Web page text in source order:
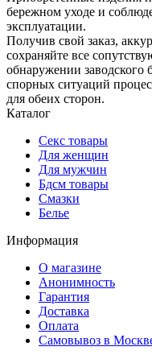
бережном уходе и
эксплуатации.
Получив свой заказ,
сохраняйте все
обнаружении заводского
спорных ситуаций
для обеих сторон.
Каталог
Секс товары
Для женщин
Для мужчин
Бдсм товары
Смазки
Белье
Информация
О магазине
Анонимность
Гарантия
Доставка
Oплата
Самовывоз в